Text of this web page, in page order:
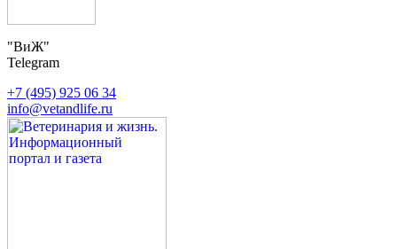
"ВиЖ"
Telegram
+7 (495) 925 06 34
info@vetandlife.ru